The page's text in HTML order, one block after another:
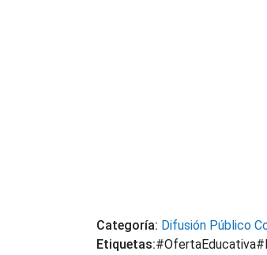
Categoría: Difusión Público
Etiquetas:#OfertaEducativa